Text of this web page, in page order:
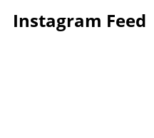
Instagram Feed